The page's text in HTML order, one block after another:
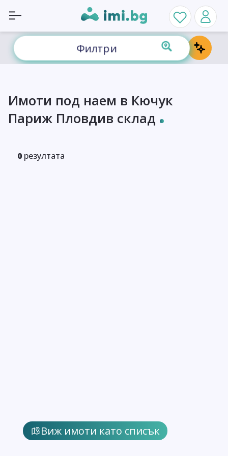
Филтри
Виж имоти като списък
Имоти под наем в Кючук
Париж Пловдив склад
0 резултата